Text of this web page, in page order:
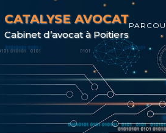
CATALYSE AVOCAT
Cabinet d’avocat à Poitiers